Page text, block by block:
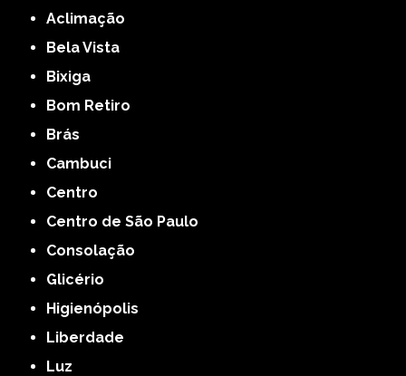
Aclimação
Bela Vista
Bixiga
Bom Retiro
Brás
Cambuci
Centro
Centro de São Paulo
Consolação
Glicério
Higienópolis
Liberdade
Luz